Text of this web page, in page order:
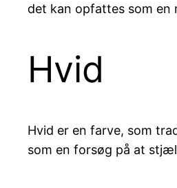
det kan opfattes som en
Hvid
Hvid er en farve, som
som en forsøg på at